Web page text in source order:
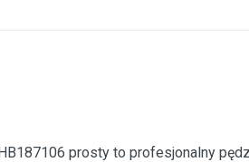
prosty to profesjonalny